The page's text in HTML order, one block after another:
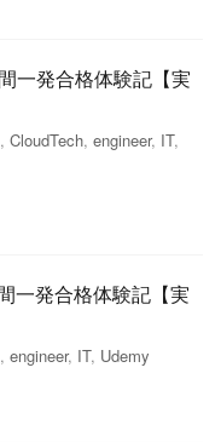
一発合格体験記【実
, CloudTech, engineer, IT,
一発合格体験記【実
, engineer, IT, Udemy